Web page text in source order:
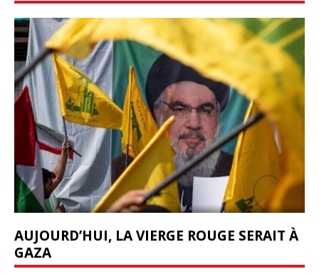
AUJOURD’HUI, LA VIERGE ROUGE SERAIT À
GAZA